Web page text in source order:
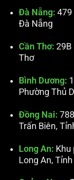
Đà Nẵng: 479
Đà Nẵng
Cần Thơ: 29B
Thơ
Bình Dương:
Phường Thủ
Đồng Nai:
Trấn Biên,
Long An: Khu
Long An,